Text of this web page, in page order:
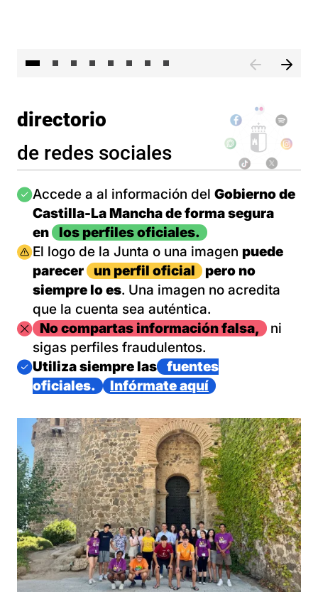
directorio
de redes sociales
Imagen
Accede a al información del Gobierno de
Castilla-La Mancha de forma segura
en
los perfiles oficiales.
Imagen
El logo de la Junta o una imagen puede
parecer
un perfil oficial
pero no
siempre lo es. Una imagen no acredita
que la cuenta sea auténtica.
ImagenNo compartas información falsa,
ni
sigas perfiles fraudulentos.
Imagen
Utiliza siempre las
fuentes
oficiales.
Infórmate aquí